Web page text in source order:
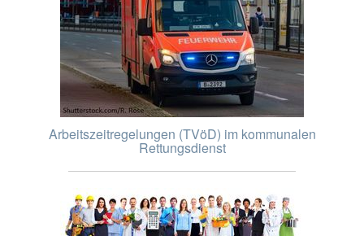
Arbeitszeitregelungen (TVöD) im kommunalen
Rettungsdienst